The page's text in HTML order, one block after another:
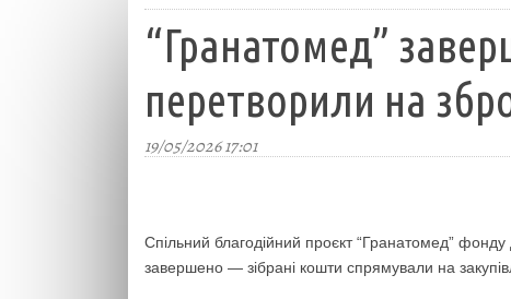
“Гранатомед”
перетворили на
19/05/2026 17:01
Спільний благодійний проєкт “Гранатомед”
завершено — зібрані кошти спрямували на